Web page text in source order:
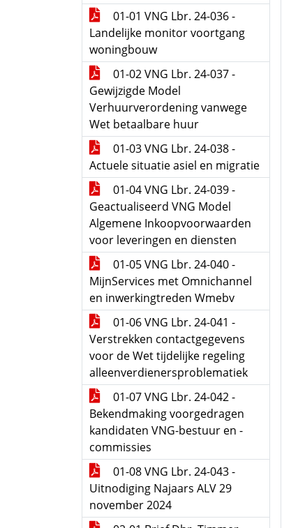
01-01 VNG Lbr. 24-036 -
Landelijke monitor voortgang
woningbouw
01-02 VNG Lbr. 24-037 -
Gewijzigde Model
Verhuurverordening vanwege
Wet betaalbare huur
01-03 VNG Lbr. 24-038 -
Actuele situatie asiel en migratie
01-04 VNG Lbr. 24-039 -
Geactualiseerd VNG Model
Algemene Inkoopvoorwaarden
voor leveringen en diensten
01-05 VNG Lbr. 24-040 -
MijnServices met Omnichannel
en inwerkingtreden Wmebv
01-06 VNG Lbr. 24-041 -
Verstrekken contactgegevens
voor de Wet tijdelijke regeling
alleenverdienersproblematiek
01-07 VNG Lbr. 24-042 -
Bekendmaking voorgedragen
kandidaten VNG-bestuur en -
commissies
01-08 VNG Lbr. 24-043 -
Uitnodiging Najaars ALV 29
november 2024